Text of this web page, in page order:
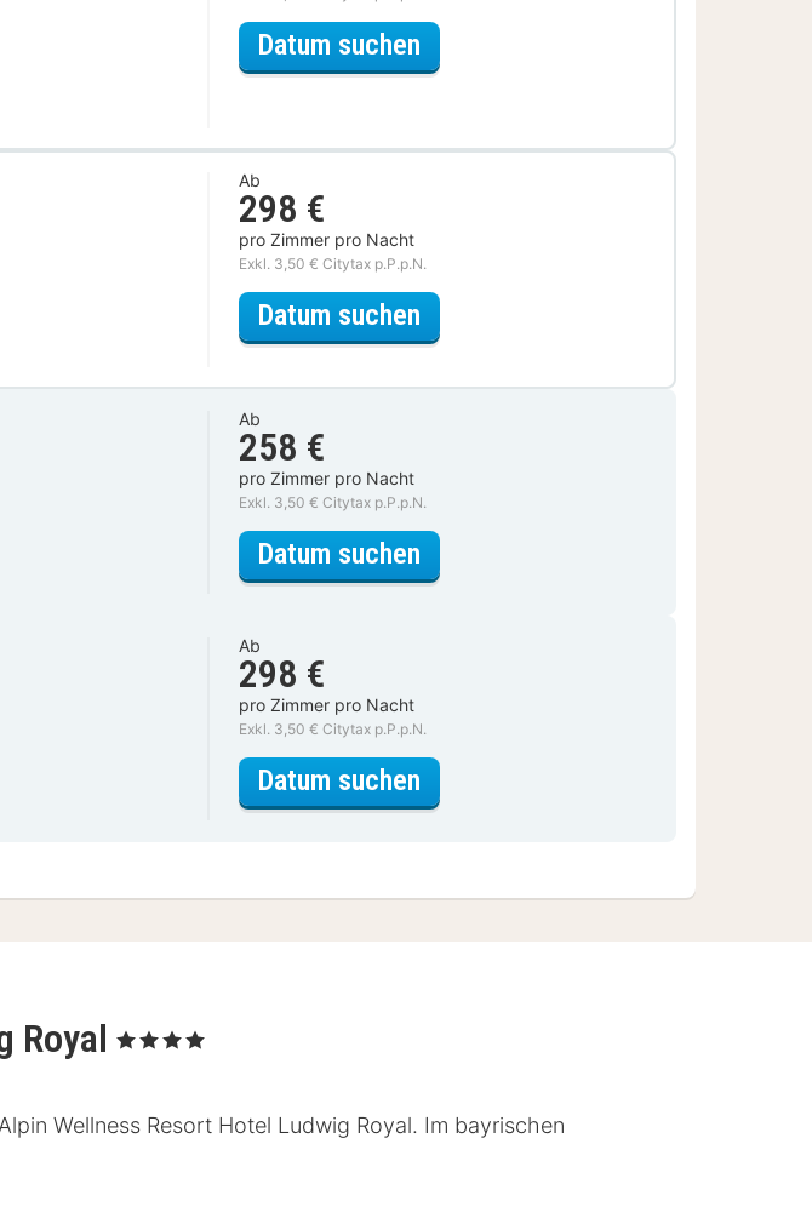
Datum suchen
Ab
298 €
pro Zimmer pro Nacht
Exkl. 3,50 € Citytax p.P.p.N.
Datum suchen
Ab
258 €
pro Zimmer pro Nacht
Exkl. 3,50 € Citytax p.P.p.N.
Datum suchen
Ab
298 €
pro Zimmer pro Nacht
Exkl. 3,50 € Citytax p.P.p.N.
Datum suchen
Royal , 4 Sterne
Wellness Resort Hotel Ludwig Royal. Im bayrischen